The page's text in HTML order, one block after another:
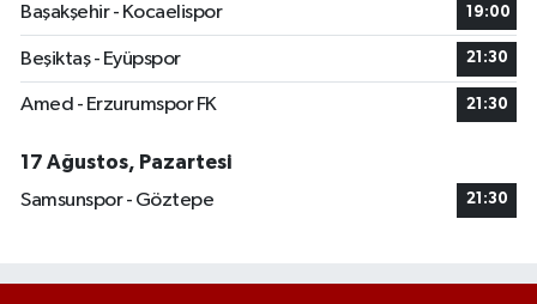
Başakşehir - Kocaelispor
19:00
Beşiktaş - Eyüpspor 21:30
Amed - Erzurumspor FK 21:30
17 Ağustos, Pazartesi
Samsunspor - Göztepe
21:30